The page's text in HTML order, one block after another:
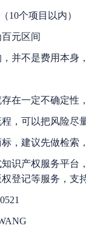
10个项目以内）
元区间
并不是费用本身
在一定不确定性
，可以把风险尽
，建议先做检索
识产权服务平台
登记等服务，支